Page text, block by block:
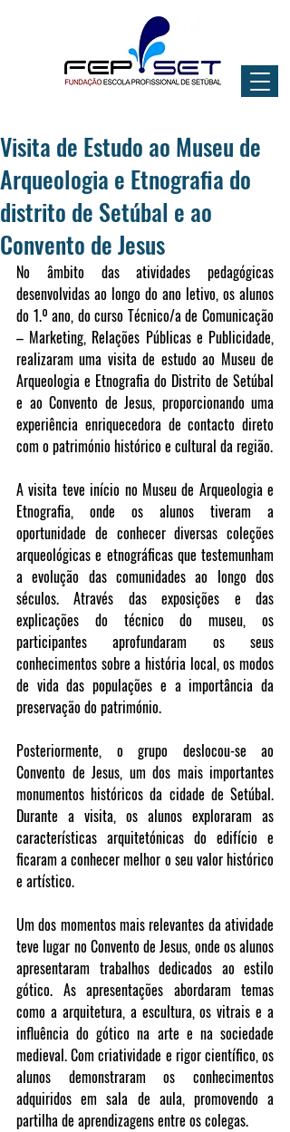
Visita de Estudo ao Museu de
Arqueologia e Etnografia do
distrito de Setúbal e ao
Convento de Jesus
No âmbito das atividades pedagógicas
desenvolvidas ao longo do ano letivo, os alunos
do 1.º ano, do curso Técnico/a de Comunicação
– Marketing, Relações Públicas e Publicidade,
realizaram uma visita de estudo ao Museu de
Arqueologia e Etnografia do Distrito de Setúbal
e ao Convento de Jesus, proporcionando uma
experiência enriquecedora de contacto direto
com o património histórico e cultural da região.
A visita teve início no Museu de Arqueologia e
Etnografia, onde os alunos tiveram a
oportunidade de conhecer diversas coleções
arqueológicas e etnográficas que testemunham
a evolução das comunidades ao longo dos
séculos. Através das exposições e das
explicações do técnico do museu, os
participantes aprofundaram os seus
conhecimentos sobre a história local, os modos
de vida das populações e a importância da
preservação do património.
Posteriormente, o grupo deslocou-se ao
Convento de Jesus, um dos mais importantes
monumentos históricos da cidade de Setúbal.
Durante a visita, os alunos exploraram as
características arquitetónicas do edifício e
ficaram a conhecer melhor o seu valor histórico
e artístico.
Um dos momentos mais relevantes da atividade
teve lugar no Convento de Jesus, onde os alunos
apresentaram trabalhos dedicados ao estilo
gótico. As apresentações abordaram temas
como a arquitetura, a escultura, os vitrais e a
influência do gótico na arte e na sociedade
medieval. Com criatividade e rigor científico, os
alunos demonstraram os conhecimentos
adquiridos em sala de aula, promovendo a
partilha de aprendizagens entre os colegas.